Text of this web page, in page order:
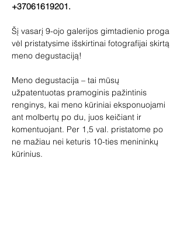
+37061619201.
Šį vasarį 9-ojo galerijos gimtadienio proga
vėl pristatysime išskirtinai fotografijai skirtą
meno degustaciją!
Meno degustacija – tai mūsų
užpatentuotas pramoginis pažintinis
renginys, kai meno kūriniai eksponuojami
ant molbertų po du, juos keičiant ir
komentuojant. Per 1,5 val. pristatome po
ne mažiau nei keturis 10-ties menininkų
kūrinius.